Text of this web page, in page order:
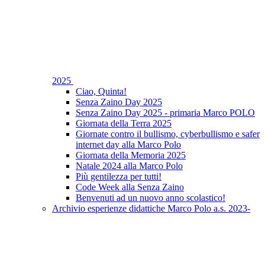
2025
Ciao, Quinta!
Senza Zaino Day 2025
Senza Zaino Day 2025 - primaria Marco POLO
Giornata della Terra 2025
Giornate contro il bullismo, cyberbullismo e safer
internet day alla Marco Polo
Giornata della Memoria 2025
Natale 2024 alla Marco Polo
Più gentilezza per tutti!
Code Week alla Senza Zaino
Benvenuti ad un nuovo anno scolastico!
Archivio esperienze didattiche Marco Polo a.s. 2023-